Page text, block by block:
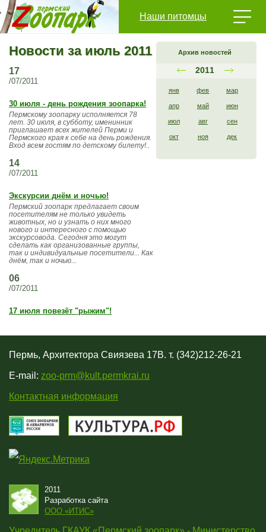
Наши питомцы
Архив новостей
2011
янв фев мар
апр май июн
июл авг сен
окт ноя дек
Новости за июль 2011
17
/07/2011
30 июля - день рождения зоопарка!
Пермскому зоопарку исполняется 78
лет. 30 июля, в субботу, именинник
приглашает всех жителей Перми и
Пермского края к себе на день рождения.
Вход всем гостям по детскому билету!..
14
/07/2011
Экскурсии днём и ночью!
Пермский зоопарк предлагает своим
посетителям не только увидеть
животных, но и узнать о них много
нового и интересного с помощью
экскурсовода. Сегодня это могут
сделать как организованные группы,
так и индивидуальные посетители... Как
днём, так и ночью...
06
/07/2011
17 июля повезёт "рыжим"!
Пермь, Архитектора Свиязева 17В. т. (342)212-26-21
E-mail: zoo-prm@kult.permkrai.ru
Контактная информация
2011
Разработка сайта
OOO «ИТИС»